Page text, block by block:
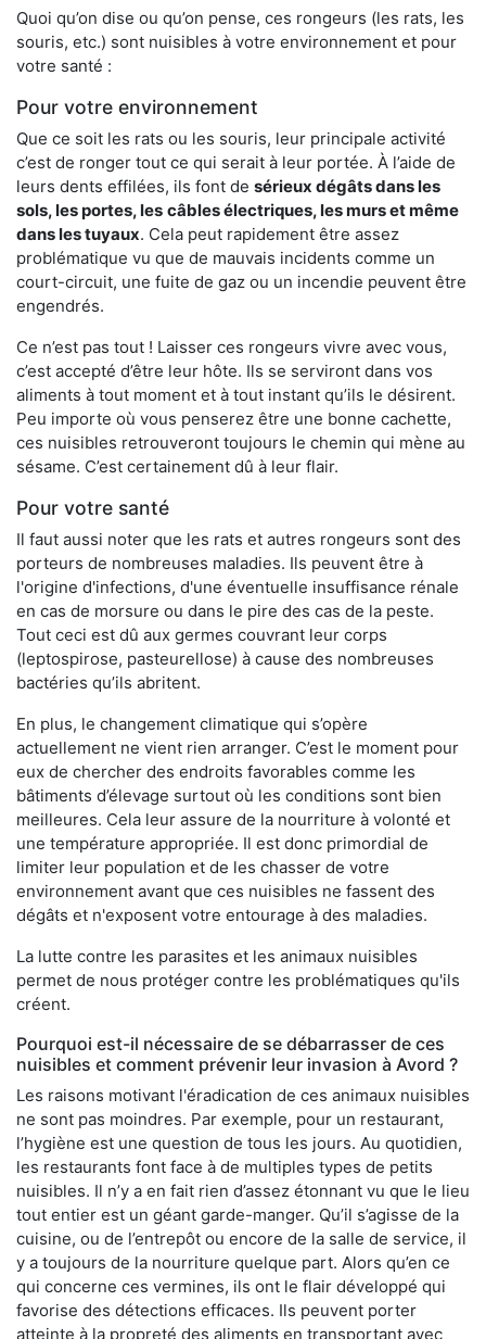
Quoi qu’on dise ou qu’on pense, ces rongeurs (les rats, les
souris, etc.) sont nuisibles à votre environnement et pour
votre santé :
Pour votre environnement
Que ce soit les rats ou les souris, leur principale activité
c’est de ronger tout ce qui serait à leur portée. À l’aide de
leurs dents effilées, ils font de sérieux dégâts dans les
sols, les portes, les câbles électriques, les murs et même
dans les tuyaux. Cela peut rapidement être assez
problématique vu que de mauvais incidents comme un
court-circuit, une fuite de gaz ou un incendie peuvent être
engendrés.
Ce n’est pas tout ! Laisser ces rongeurs vivre avec vous,
c’est accepté d’être leur hôte. Ils se serviront dans vos
aliments à tout moment et à tout instant qu’ils le désirent.
Peu importe où vous penserez être une bonne cachette,
ces nuisibles retrouveront toujours le chemin qui mène au
sésame. C’est certainement dû à leur flair.
Pour votre santé
Il faut aussi noter que les rats et autres rongeurs sont des
porteurs de nombreuses maladies. Ils peuvent être à
l'origine d'infections, d'une éventuelle insuffisance rénale
en cas de morsure ou dans le pire des cas de la peste.
Tout ceci est dû aux germes couvrant leur corps
(leptospirose, pasteurellose) à cause des nombreuses
bactéries qu’ils abritent.
En plus, le changement climatique qui s’opère
actuellement ne vient rien arranger. C’est le moment pour
eux de chercher des endroits favorables comme les
bâtiments d’élevage surtout où les conditions sont bien
meilleures. Cela leur assure de la nourriture à volonté et
une température appropriée. Il est donc primordial de
limiter leur population et de les chasser de votre
environnement avant que ces nuisibles ne fassent des
dégâts et n'exposent votre entourage à des maladies.
La lutte contre les parasites et les animaux nuisibles
permet de nous protéger contre les problématiques qu'ils
créent.
Pourquoi est-il nécessaire de se débarrasser de ces
nuisibles et comment prévenir leur invasion à Avord ?
Les raisons motivant l'éradication de ces animaux nuisibles
ne sont pas moindres. Par exemple, pour un restaurant,
l’hygiène est une question de tous les jours. Au quotidien,
les restaurants font face à de multiples types de petits
nuisibles. Il n’y a en fait rien d’assez étonnant vu que le lieu
tout entier est un géant garde-manger. Qu’il s’agisse de la
cuisine, ou de l’entrepôt ou encore de la salle de service, il
y a toujours de la nourriture quelque part. Alors qu’en ce
qui concerne ces vermines, ils ont le flair développé qui
favorise des détections efficaces. Ils peuvent porter
atteinte à la propreté des aliments en transportant avec